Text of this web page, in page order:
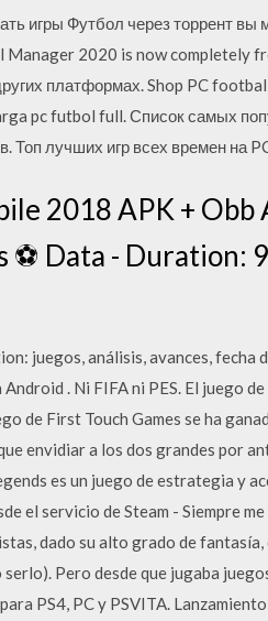
игры Футбол через торрент вы
2020 is now completely
платформах. Shop PC
pc futbol full. Список самых
лучших игр всех времен на
2018 APK + Obb
Data - Duration:
juegos, análisis, avances, fecha
. Ni FIFA ni PES. El juego
de First Touch Games se ha
envidiar a los dos grandes por
es un juego de estrategia y
el servicio de Steam - Siempre
dado su alto grado de
Pero desde que jugaba
PS4, PC y PSVITA.